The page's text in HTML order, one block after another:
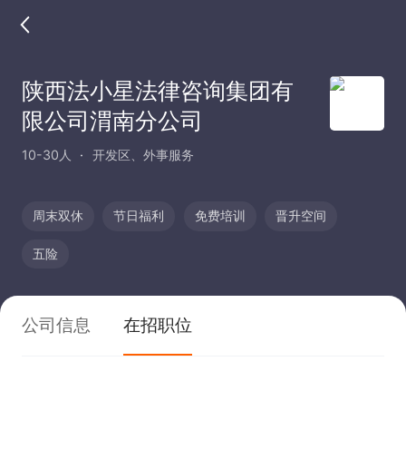
陕西法小星法律咨询集团有
限公司渭南分公司
10-30人 开发区、外事服务
周末双休 节日福利 免费培训 晋升空间
五险
公司信息 在招职位